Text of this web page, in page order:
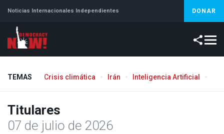
Noticias Internacionales Independientes DONAR
TEMAS Crisis climática Irán Inteligencia Artificial
Titulares
07 de julio de 2026